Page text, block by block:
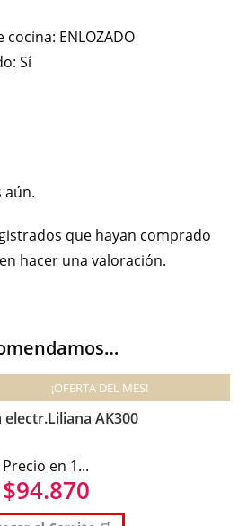
ENLOZADO
Sí
aún.
que hayan comprado
hacer una valoración.
¡OFERTA DEL MES!
electr.Liliana AK300
Precio en 1...
$94.870